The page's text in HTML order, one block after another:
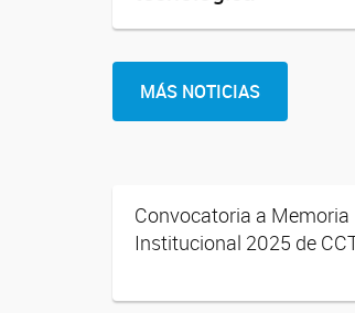
MÁS NOTICIAS
Convocatoria a Memoria
Institucional 2025 de